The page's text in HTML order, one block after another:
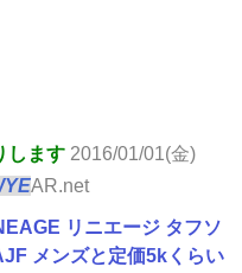
します 2016/01/01(金)
AR.net
リニエージ タフソ
メンズと定価5kくらい